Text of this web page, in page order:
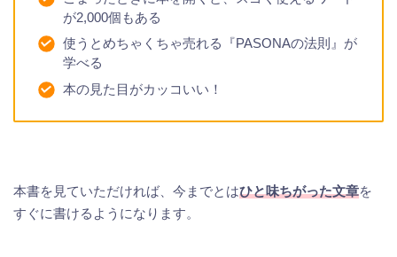
が2,000個もある
使うとめちゃくちゃ売れる『PASONAの法則』が
学べる
本の見た目がカッコいい！
本書を見ていただければ、今までとはひと味ちがった文章を
すぐに書けるようになります。